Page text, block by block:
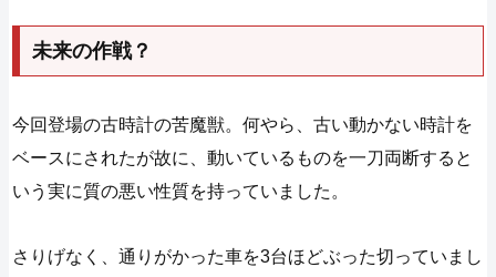
未来の作戦？
今回登場の古時計の苦魔獣。何やら、古い動かない時計を
ベースにされたが故に、動いているものを一刀両断すると
いう実に質の悪い性質を持っていました。
さりげなく、通りがかった車を3台ほどぶった切っていまし